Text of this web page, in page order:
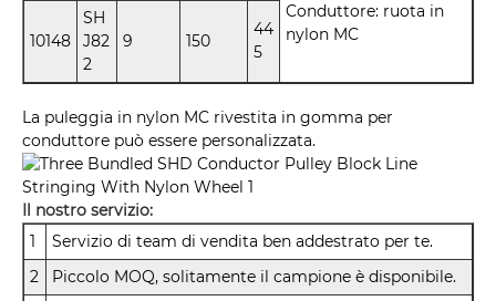
Conduttore: ruota in
nylon MC
10148
SH
J82
2
9 150
44
5
La puleggia in nylon MC rivestita in gomma per
conduttore può essere personalizzata.
Il nostro servizio:
1
Servizio di team di vendita ben addestrato per te.
2
Piccolo MOQ, solitamente il campione è disponibile.